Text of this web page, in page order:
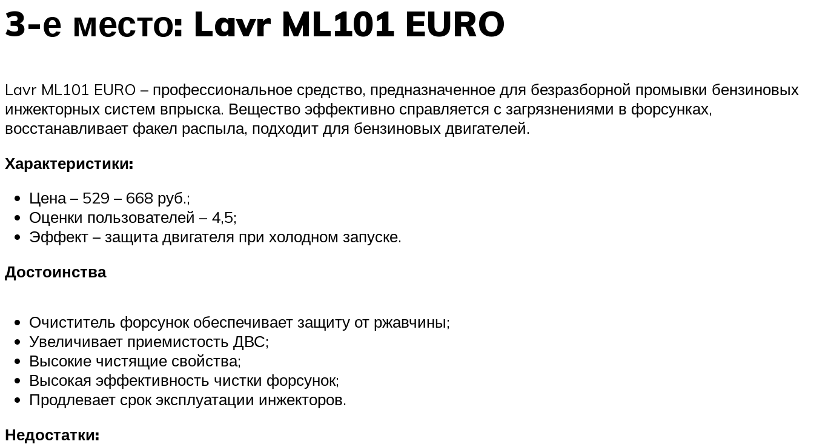
3-е место: Lavr ML101 EURO
Lavr ML101 EURO – профессиональное средство, предназначенное для безразборной промывки бензиновых
инжекторных систем впрыска. Вещество эффективно справляется с загрязнениями в форсунках,
восстанавливает факел распыла, подходит для бензиновых двигателей.
Характеристики:
Цена – 529 – 668 руб.;
Оценки пользователей – 4,5;
Эффект – защита двигателя при холодном запуске.
Достоинства
Очиститель форсунок обеспечивает защиту от ржавчины;
Увеличивает приемистость ДВС;
Высокие чистящие свойства;
Высокая эффективность чистки форсунок;
Продлевает срок эксплуатации инжекторов.
Недостатки: